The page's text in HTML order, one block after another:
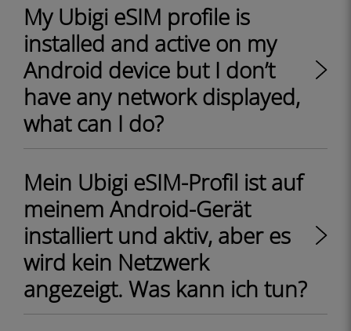
My Ubigi eSIM profile is
installed and active on my
Android device but I don’t
have any network displayed,
what can I do?
Mein Ubigi eSIM-Profil ist auf
meinem Android-Gerät
installiert und aktiv, aber es
wird kein Netzwerk
angezeigt. Was kann ich tun?